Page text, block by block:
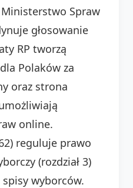
Spraw
głosowanie
RP tworzą
Polaków za
oraz strona
online.
reguluje prawo
(rozdział 3)
spisy wyborców.